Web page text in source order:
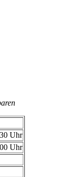
Uhr
Uhr